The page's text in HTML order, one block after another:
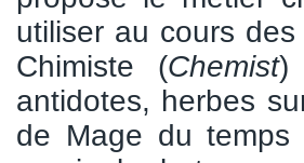
utiliser au cours
Chimiste (Chemist)
antidotes, herbes
de Mage du temps